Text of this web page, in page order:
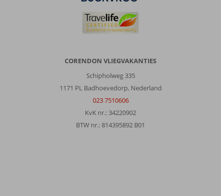
CORENDON VLIEGVAKANTIES
Schipholweg 335
1171 PL Badhoevedorp, Nederland
023 7510606
KvK nr.: 34220902
BTW nr.: 814395892 B01